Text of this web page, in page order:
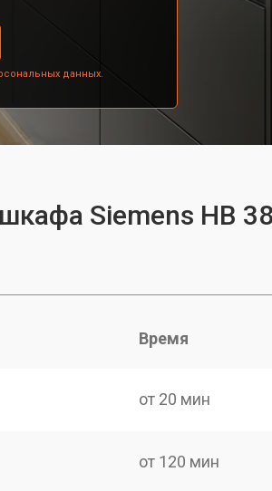
данных.
Siemens HB
Время
от 20 мин
от 120 мин